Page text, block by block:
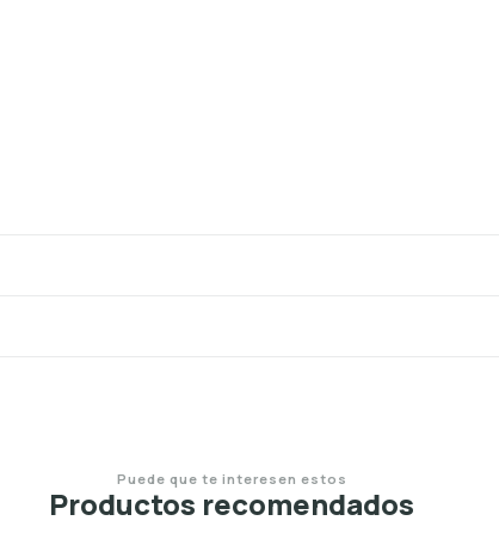
Puede que te interesen estos
Productos recomendados